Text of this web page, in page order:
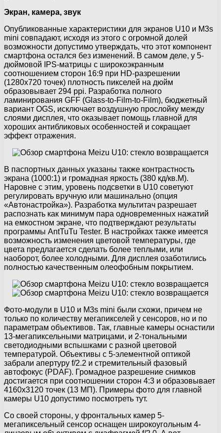
Экран, камера, звук
Опубликованные характеристики для экранов U10 и M3s
mini совпадают, исходя из этого с огромной долей
возможности допустимо утверждать, что этот компонент
смартфона остался без изменений. В самом деле, у 5-
дюймовой IPS-матрицы с широкоэкранным
соотношением сторон 16:9 при HD-разрешении
(1280х720 точек) плотность пикселей на дюйм
образовывает 294 ppi. Разработка полного
ламинирования GFF (Glass-to-Film-to-Film), бюджетный
вариант OGS, исключает воздушную прослойку между
слоями дисплея, что оказывает помощь главной для
хороших антибликовых особенностей и сокращает
эффект отражения.
В паспортных данных указаны также контрастность
экрана (1000:1) и громадная яркость (380 кд/кв.М).
Наровне с этим, уровень подсветки в U10 советуют
регулировать вручную или машинально (опция
«Автонастройка»). Разработка мультитач разрешает
распознать как минимум пара одновременных нажатий
на емкостном экране, что подтверждают результаты
программы AntTuTu Tester. В настройках также имеется
возможность изменения цветовой температуры, где
цвета предлагается сделать более теплыми, или
наоборот, более холодными. Для дисплея озаботились
полностью качественным олеофобным покрытием.
Фото-модули в U10 и M3s mini были схожи, причем не
только по количеству мегапикселей у сенсоров, но и по
параметрам объективов. Так, главные камеры оснастили
13-мегапиксельными матрицами, и 2-тональными
светодиодными вспышками с разной цветовой
температурой. Объективы с 5-элементной оптикой
забрали апертуру f/2.2 и стремительный фазовый
автофокус (PDAF). Громадное разрешение снимков
достигается при соотношении сторон 4:3 и образовывает
4160х3120 точек (13 МП). Примеры фото для главной
камеры U10 допустимо посмотреть тут.
Со своей стороны, у фронтальных камер 5-
мегапиксельный сенсор оснащен широкоугольным 4-